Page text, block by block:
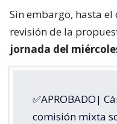
Sin embargo, hasta
revisión de la
jornada del
✅APROBADO|
comisión mixta